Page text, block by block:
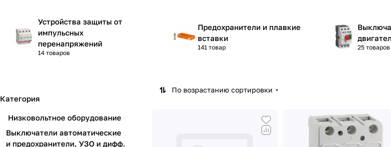
Устройства защиты от
импульсных
перенапряжений
14 товаров
Предохранители и плавкие
вставки
141 товар 25 товаров
По возрастанию сортировки
Категория
Низковольтное оборудование
Выключатели автоматические
и предохранители, УЗО и дифф.